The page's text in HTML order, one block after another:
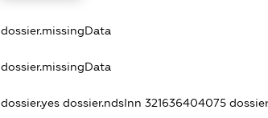
dossier.missingData
dossier.missingData
dossier.yes dossier.ndsInn 321636404075